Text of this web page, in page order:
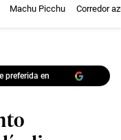
Machu Picchu Corredor
preferida en